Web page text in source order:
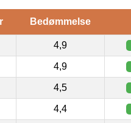
Bedømmelse
4,9
4,9
4,5
4,4